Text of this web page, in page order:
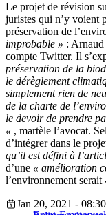
Le projet de révision
juristes qui n’y voient
préservation de
improbable » : Arnaud
compte Twitter. Il
préservation de la
le dérèglement
simplement rien de
de la charte de
le devoir de prendre
« , martèle l’avocat.
d’intégrer dans le
qu’il est défini à
d’une « amélioration
l’environnement serait
Jan 20, 2021 - 08:30